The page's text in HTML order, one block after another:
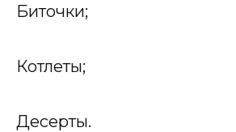
Биточки;
Котлеты;
Десерты.